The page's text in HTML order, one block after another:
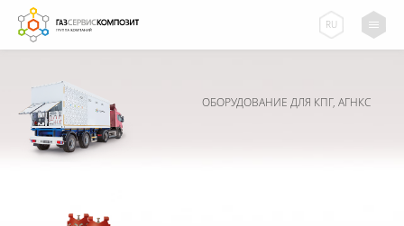
ОБОРУДОВАНИЕ ДЛЯ КПГ, АГНКС
RU